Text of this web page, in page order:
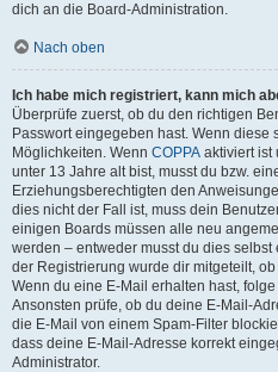
dich an die Board-Administration.
Nach oben
Ich habe mich registriert, kann mich
Überprüfe zuerst, ob du den richtigen
Passwort eingegeben hast. Wenn diese
Möglichkeiten. Wenn COPPA aktiviert ist
unter 13 Jahre alt bist, musst du bzw.
Erziehungsberechtigten den
dies nicht der Fall ist, muss dein
einigen Boards müssen alle neu
werden – entweder musst du dies
der Registrierung wurde dir mitgeteilt,
Wenn du eine E-Mail erhalten hast,
Ansonsten prüfe, ob du deine E-Mail-
die E-Mail von einem Spam-Filter
dass deine E-Mail-Adresse korrekt
Administrator.